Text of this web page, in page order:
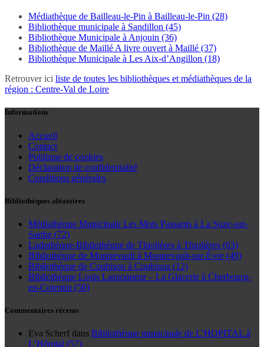
Médiathèque de Bailleau-le-Pin à Bailleau-le-Pin (28)
Bibliothèque municipale à Sandillon (45)
Bibliothèque Municipale à Anjouin (36)
Bibliothèque de Maillé A livre ouvert à Maillé (37)
Bibliothèque Municipale à Les Aix-d’Angillon (18)
Retrouver ici liste de toutes les bibliothèques et médiathèques de la
région : Centre-Val de Loire
Informations
Accueil
Contact
Politique de cookies
Déclaration de confidentialité
Conditions générales
Bibliothèques aléatoires
Médiathèque Municipale Les Mots Passants à La Suze-sur-
Sarthe (72)
Ludothèque-Bibliothèque de Thiolières à Thiolières (63)
Bibliothèque de Montrevault à Montrevault-sur-Èvre (49)
Bibliothèque de Coubisou à Coubisou (12)
Bibliothèque Louis Lansonneur – La Glacerie à Cherbourg-
en-Cotentin (50)
Commentaires récents
Eva Scherf dans Bibliothèque municipale de L’HOPITAL à
L’Hôpital (57)